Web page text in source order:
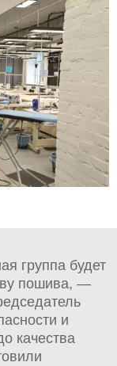
группа будет
пошива, —
и
качества